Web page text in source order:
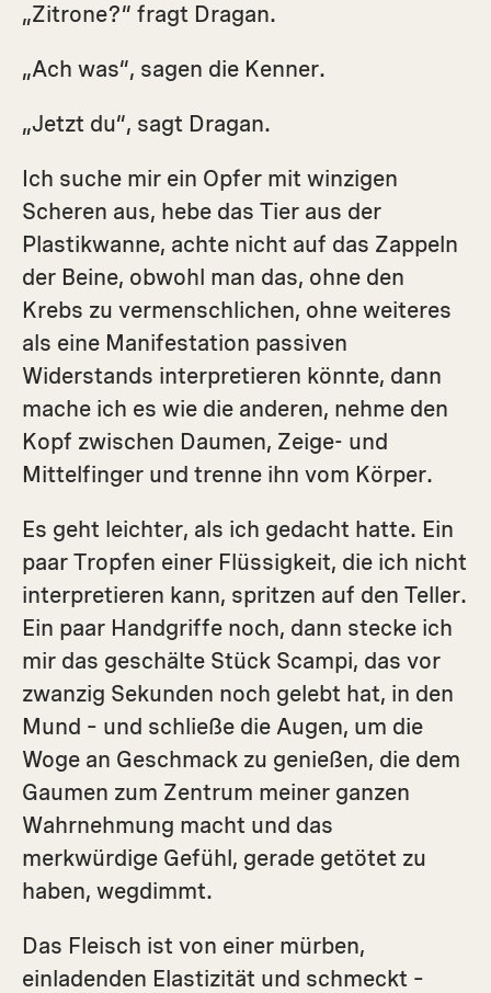
„Zitrone?“ fragt Dragan.
„Ach was“, sagen die Kenner.
„Jetzt du“, sagt Dragan.
Ich suche mir ein Opfer mit winzigen
Scheren aus, hebe das Tier aus der
Plastikwanne, achte nicht auf das Zappeln
der Beine, obwohl man das, ohne den
Krebs zu vermenschlichen, ohne weiteres
als eine Manifestation passiven
Widerstands interpretieren könnte, dann
mache ich es wie die anderen, nehme den
Kopf zwischen Daumen, Zeige- und
Mittelfinger und trenne ihn vom Körper.
Es geht leichter, als ich gedacht hatte. Ein
paar Tropfen einer Flüssigkeit, die ich nicht
interpretieren kann, spritzen auf den Teller.
Ein paar Handgriffe noch, dann stecke ich
mir das geschälte Stück Scampi, das vor
zwanzig Sekunden noch gelebt hat, in den
Mund – und schließe die Augen, um die
Woge an Geschmack zu genießen, die dem
Gaumen zum Zentrum meiner ganzen
Wahrnehmung macht und das
merkwürdige Gefühl, gerade getötet zu
haben, wegdimmt.
Das Fleisch ist von einer mürben,
einladenden Elastizität und schmeckt –